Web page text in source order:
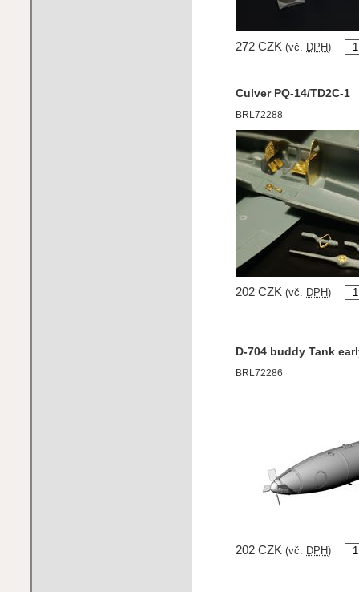
272 CZK (vč. DPH )
Culver PQ-14/TD2C-1
BRL72288
202 CZK (vč. DPH )
D-704 buddy Tank
BRL72286
202 CZK (vč. DPH )